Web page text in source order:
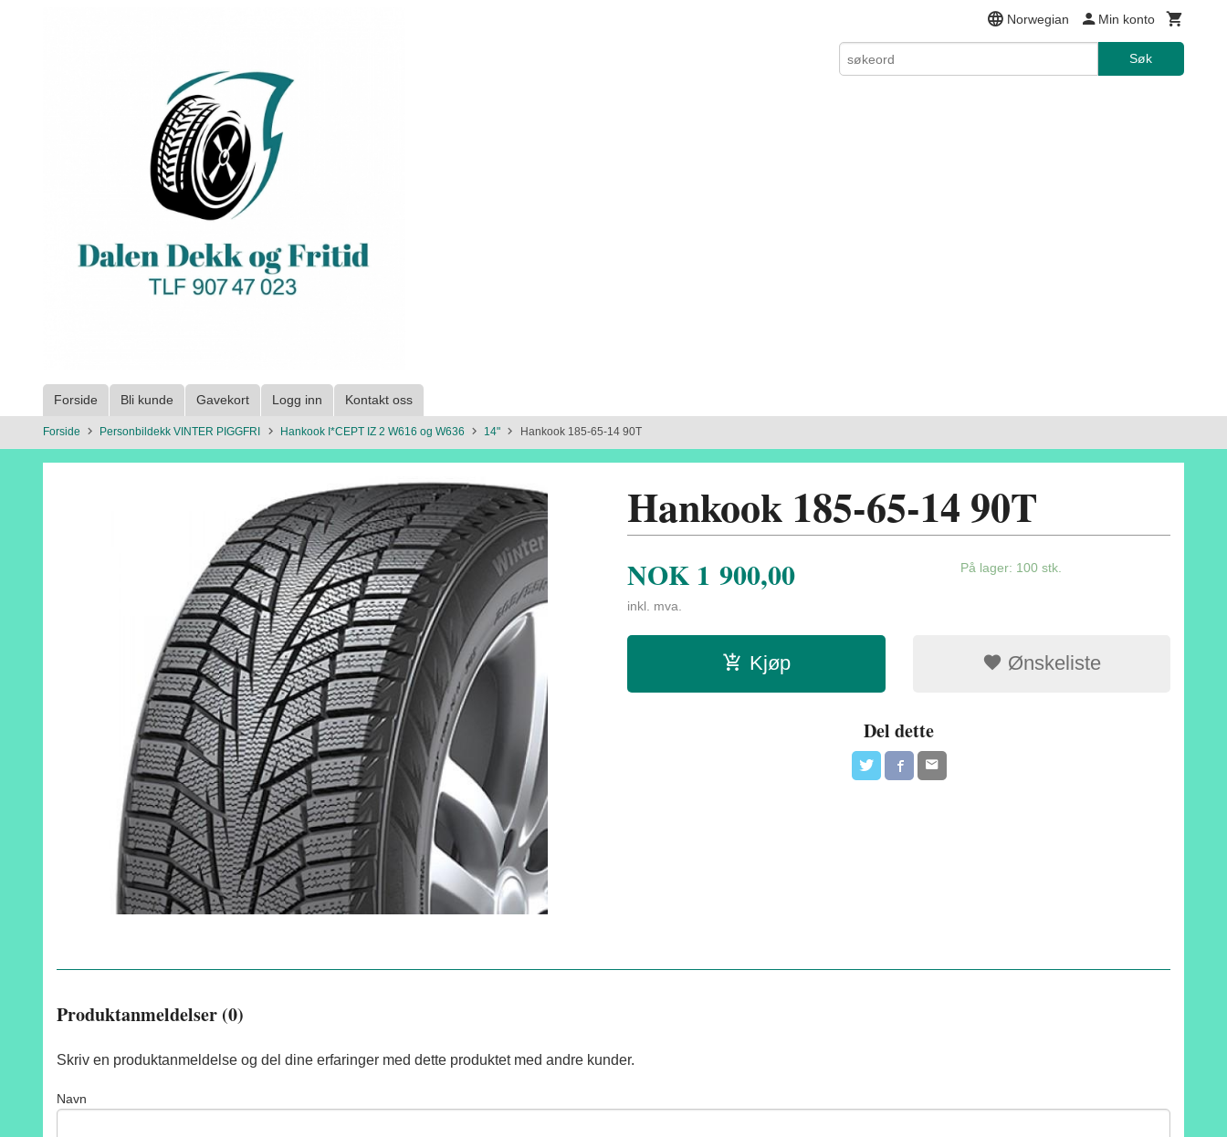
Norwegian Min konto
Søk
Forside Bli kunde Gavekort Logg inn Kontakt oss
Forside Personbildekk VINTER PIGGFRI Hankook I*CEPT IZ 2 W616 og W636 14" Hankook 185-65-14 90T
Hankook 185-65-14 90T
NOK 1 900,00
inkl. mva.
På lager: 100 stk.
Kjøp Ønskeliste
Del dette
Produktanmeldelser (0)
Skriv en produktanmeldelse og del dine erfaringer med dette produktet med andre kunder.
Navn